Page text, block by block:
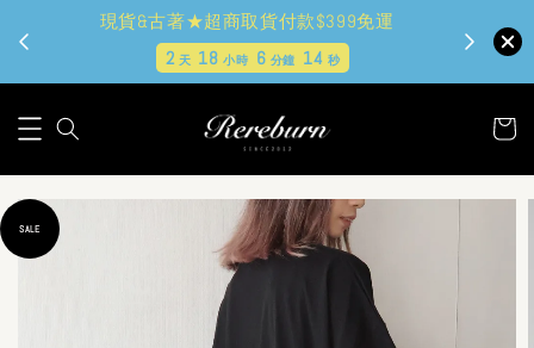
現貨&古著★超商取貨付款$399免運
2 天 18小時 6 分鐘 13 秒
SALE